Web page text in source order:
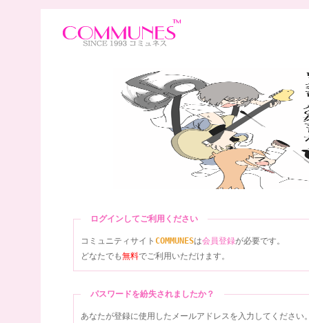
ログインしてご利用ください
コミュニティサイト COMMUNESは会員登録が必要です。
どなたでも無料でご利用いただけます。
パスワードを紛失されましたか？
あなたが登録に使用したメールアドレスを入力してください